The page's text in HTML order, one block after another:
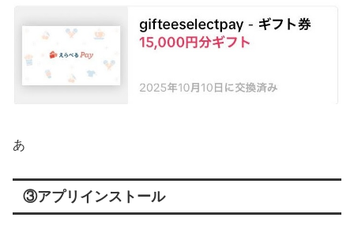
あ
③アプリインストール